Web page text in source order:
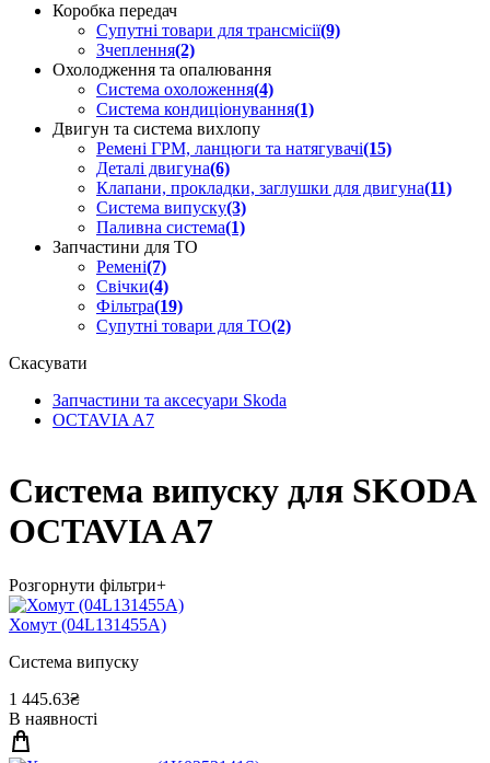
Коробка передач
Супутні товари для трансмісії(9)
Зчеплення(2)
Охолодження та опалювання
Система охоложення(4)
Система кондиціонування(1)
Двигун та система вихлопу
Ремені ГРМ, ланцюги та натягувачі(15)
Деталі двигуна(6)
Клапани, прокладки, заглушки для двигуна(11)
Система випуску(3)
Паливна система(1)
Запчастини для ТО
Ремені(7)
Свічки(4)
Фільтра(19)
Супутні товари для ТО(2)
Скасувати
Запчастини та аксесуари Skoda
OCTAVIA A7
Система випуску для SKODA
OCTAVIA A7
Розгорнути фільтри+
Хомут (04L131455A)
Система випуску
1 445.63₴
В наявності